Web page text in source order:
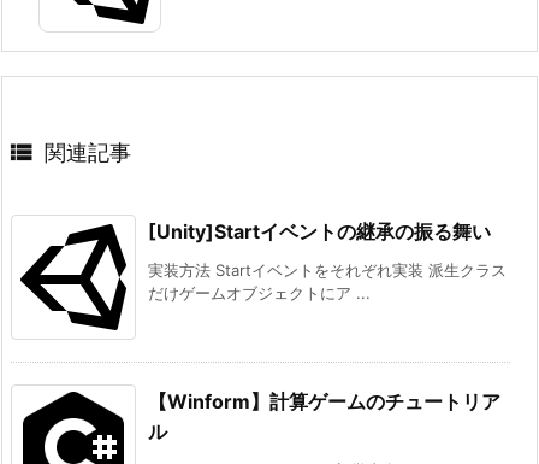
 関連記事
[Unity]Startイベントの継承の振る舞い
実装方法 Startイベントをそれぞれ実装 派生クラス
だけゲームオブジェクトにア ...
【Winform】計算ゲームのチュートリア
ル